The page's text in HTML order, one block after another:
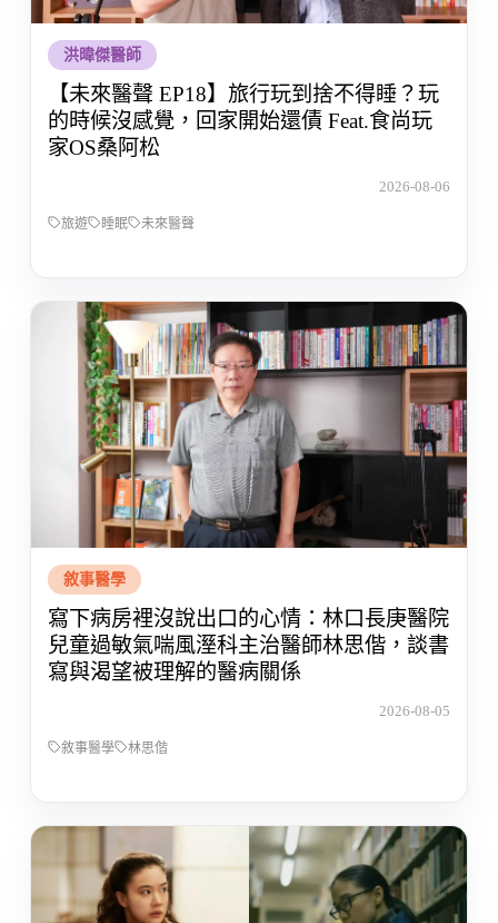
洪暐傑醫師
【未來醫聲 EP18】旅行玩到捨不得睡？玩
的時候沒感覺，回家開始還債 Feat.食尚玩
家OS桑阿松
2026-08-06
旅遊 睡眠 未來醫聲
敘事醫學
寫下病房裡沒說出口的心情：林口長庚醫院
兒童過敏氣喘風溼科主治醫師林思偕，談書
寫與渴望被理解的醫病關係
2026-08-05
敘事醫學 林思偕